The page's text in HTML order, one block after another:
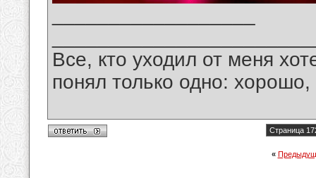
Все, кто уходил от меня
понял только одно:
Страница
«